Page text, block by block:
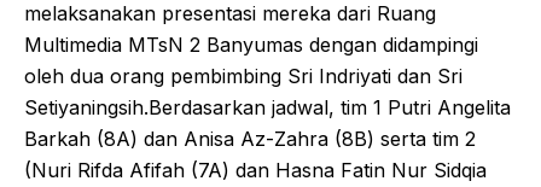
melaksanakan presentasi mereka dari Ruang
Multimedia MTsN 2 Banyumas dengan didampingi
oleh dua orang pembimbing Sri Indriyati dan Sri
Setiyaningsih.​Berdasarkan jadwal, tim 1 Putri Angelita
Barkah (8A) dan Anisa Az-Zahra (8B) serta tim 2
(Nuri Rifda Afifah (7A) dan Hasna Fatin Nur Sidqia